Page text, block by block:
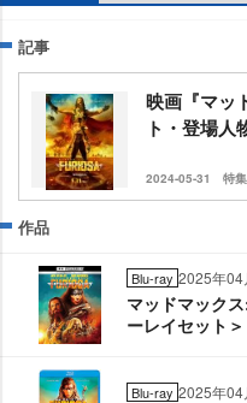
記事
映画『マッ
ト・登場人
2024-05-31 特集
作品
Blu-ray 2025年04
マッドマック
ーレイセット＞
Blu-ray 2025年04